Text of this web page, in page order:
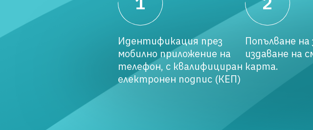
Изцяло
онлайн
Един
открие
След
Идентификация през
мобилно приложение на
телефон, с квалифициран
електронен подпис (КЕП)
Попълване на
издаване на
карта.